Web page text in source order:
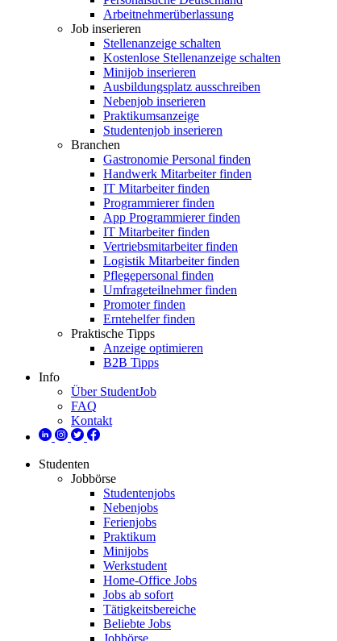
Arbeitnehmerüberlassung
Job inserieren
Stellenanzeige schalten
Kostenlose Stellenanzeige schalten
Minijob inserieren
Ausbildungsplatz ausschreiben
Nebenjob inserieren
Praktikumsanzeige
Studentenjob inserieren
Branchen
Gastronomie Personal finden
Handwerk Mitarbeiter finden
IT Mitarbeiter finden
Programmierer finden
App Programmierer finden
IT Mitarbeiter finden
Vertriebsmitarbeiter finden
Logistik Mitarbeiter finden
Pflegepersonal finden
Umfrageteilnehmer finden
Promoter finden
Erntehelfer finden
Praktische Tipps
Anzeige optimieren
B2B Tipps
Info
Über StudentJob
FAQ
Kontakt
Studenten
Jobbörse
Studentenjobs
Nebenjobs
Ferienjobs
Praktikum
Minijobs
Werkstudent
Home-Office Jobs
Jobs ab sofort
Tätigkeitsbereiche
Beliebte Jobs
Jobbörse